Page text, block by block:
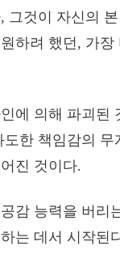
그것이 자신의
하려 했던, 가장
에 의해 파괴된
한 책임감의 무
진 것이다.
감 능력을 버리
는 데서 시작된